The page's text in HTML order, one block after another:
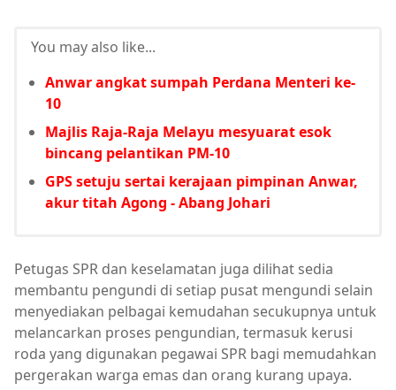
You may also like...
Anwar angkat sumpah Perdana Menteri ke-
10
Majlis Raja-Raja Melayu mesyuarat esok
bincang pelantikan PM-10
GPS setuju sertai kerajaan pimpinan Anwar,
akur titah Agong - Abang Johari
Petugas SPR dan keselamatan juga dilihat sedia
membantu pengundi di setiap pusat mengundi selain
menyediakan pelbagai kemudahan secukupnya untuk
melancarkan proses pengundian, termasuk kerusi
roda yang digunakan pegawai SPR bagi memudahkan
pergerakan warga emas dan orang kurang upaya.